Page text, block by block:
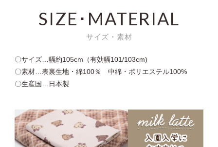
SIZE･MATERIAL
サイズ・素材
〇サイズ…幅約105cm（有効幅101/103cm)
〇素材…表裏生地・綿100％ 中綿・ポリエステル100%
〇生産国…日本製